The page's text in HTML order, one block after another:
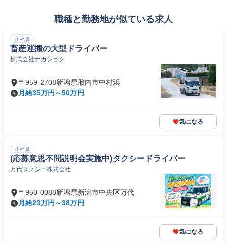
職種と勤務地が似ている求人
正社員
畜産運搬の大型ドライバー
株式会社ナカショク
〒959-2708新潟県胎内市中村浜
月給35万円～50万円
気になる
正社員
(応募意思不問説明会実施中)タクシードライバー
万代タクシー株式会社
〒950-0088新潟県新潟市中央区万代
月給23万円～38万円
気になる